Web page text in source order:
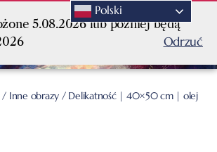
5.08.2026 lub później będą
Odrzuć
/ Inne obrazy / Delikatność | 40×50 cm | olej
Polski